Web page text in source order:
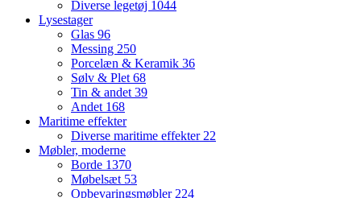
Diverse legetøj 1044
Lysestager
Glas 96
Messing 250
Porcelæn & Keramik 36
Sølv & Plet68
Tin & andet39
Andet 168
Maritime effekter
Diverse maritime effekter22
Møbler, moderne
Borde 1370
Møbelsæt 53
Opbevaringsmøbler224